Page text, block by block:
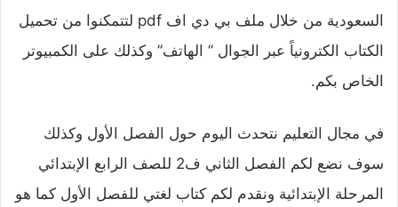
السعودية من خلال ملف بي دي اف pdf لتتمكنوا من تحميل
الكتاب الكترونياً عبر الجوال ” الهاتف” وكذلك على الكمبيوتر
الخاص بكم.
في مجال التعليم نتحدث اليوم حول الفصل الأول وكذلك
سوف نضع لكم الفصل الثاني ف2 للصف الرابع الإبتدائي
المرحلة الإبتدائية ونقدم لكم كتاب لغتي للفصل الأول كما هو